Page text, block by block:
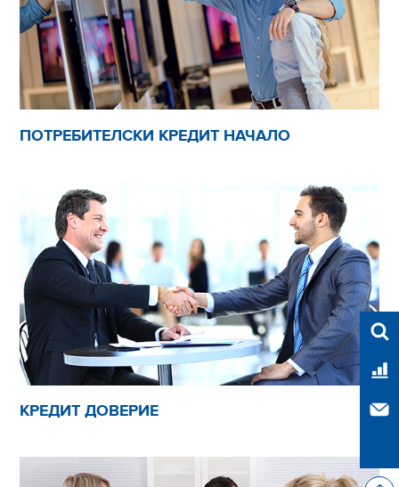
ПОТРЕБИТЕЛСКИ КРЕДИТ НАЧАЛО
КРЕДИТ ДОВЕРИЕ